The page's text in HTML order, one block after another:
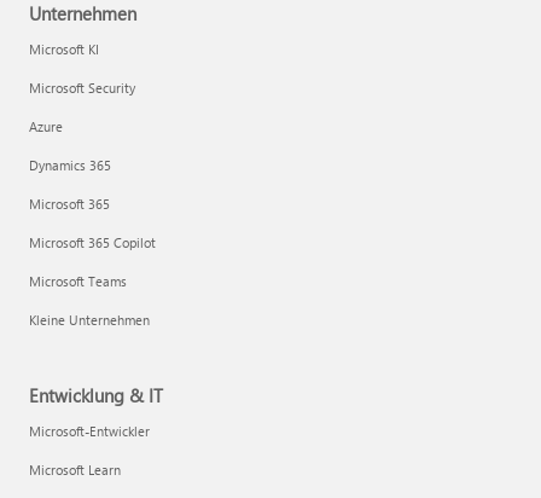
Unternehmen
Microsoft KI
Microsoft Security
Azure
Dynamics 365
Microsoft 365
Microsoft 365 Copilot
Microsoft Teams
Kleine Unternehmen
Entwicklung & IT
Microsoft-Entwickler
Microsoft Learn